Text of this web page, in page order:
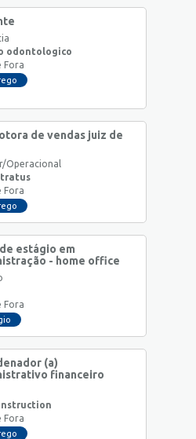
odontologico
Fora
de vendas juiz de
Operacional
Fora
estágio em
- home office
Fora
(a)
financeiro
Fora